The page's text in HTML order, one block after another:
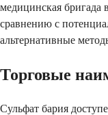
медицинская бригада
сравнению с
альтернативные
Торговые
Сульфат бария